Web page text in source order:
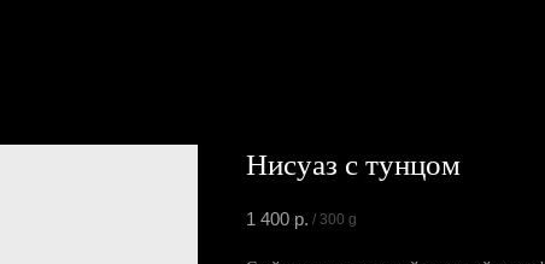
Нисуаз с тунцом
1 400 р. / 300 g